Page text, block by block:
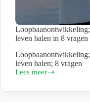
leven halen in 8 vragen
leven halen; 8 vragen
Lees meer
Loopbaanontwikkeling;
beste